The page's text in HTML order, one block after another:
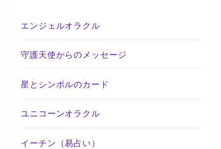
エンジェルオラクル
守護天使からのメッセージ
星とシンボルのカード
ユニコーンオラクル
イーチン（易占い）